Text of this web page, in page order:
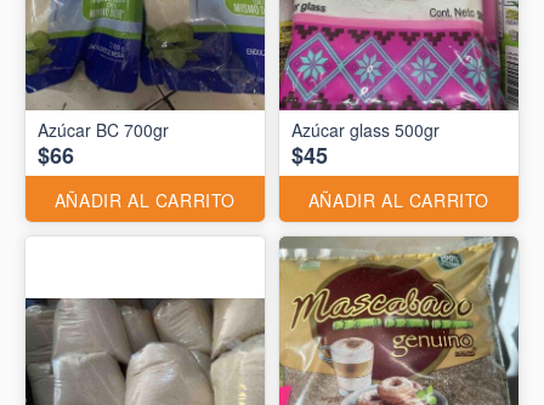
Azúcar BC 700gr
$66
AÑADIR AL CARRITO
Azúcar glass 500gr
$45
AÑADIR AL CARRITO